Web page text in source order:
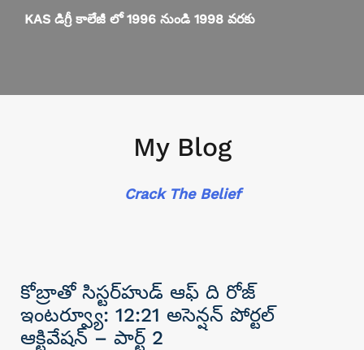
KAS డిగ్రీ కాలేజీ లో 1996 నుండి 1998 వరకు
My Blog
Crack The Belief
కోబ్రాతో సిస్టర్‌హుడ్ ఆఫ్ ది రోజ్
ఇంటర్వ్యూ: 12:21 అసెన్షన్ పోర్టల్
ఆక్టివేషన్ – పార్ట్ 2